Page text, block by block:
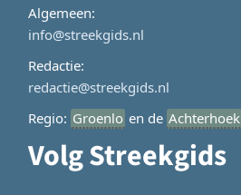
Algemeen:
info@streekgids.nl
Redactie:
redactie@streekgids.nl
Regio: Groenlo en de Achterhoek
Volg Streekgids